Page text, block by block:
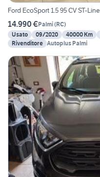
Ford EcoSport 1.5 95 CV ST-Line
14.990 €Palmi(RC)
Usato
09/2020 40000 Km
Rivenditore Autoplus Palmi